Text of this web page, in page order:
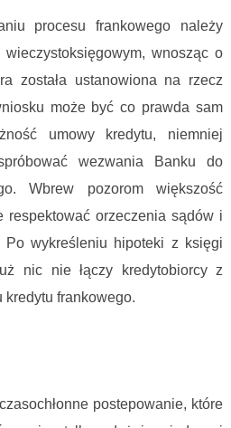
procesu frankowego należy
wnosząc o
została ustanowiona na rzecz
może być co prawda sam
umowy kredytu, niemniej
wezwania Banku do
Wbrew pozorom większość
respektować orzeczenia sądów i
wykreśleniu hipoteki z księgi
nic nie łączy kredytobiorcy z
kredytu frankowego.
postepowanie, które